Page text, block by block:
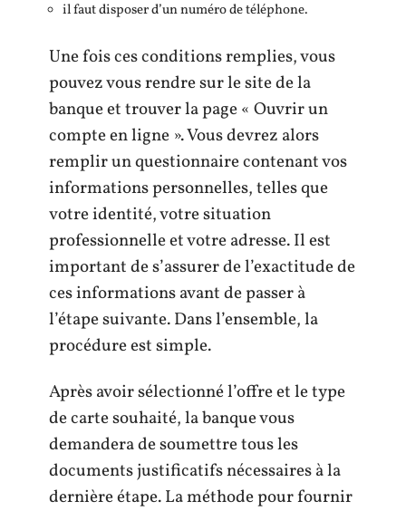
il faut disposer d’un numéro de téléphone.
Une fois ces conditions remplies, vous
pouvez vous rendre sur le site de la
banque et trouver la page « Ouvrir un
compte en ligne ». Vous devrez alors
remplir un questionnaire contenant vos
informations personnelles, telles que
votre identité, votre situation
professionnelle et votre adresse. Il est
important de s’assurer de l’exactitude de
ces informations avant de passer à
l’étape suivante. Dans l’ensemble, la
procédure est simple.
Après avoir sélectionné l’offre et le type
de carte souhaité, la banque vous
demandera de soumettre tous les
documents justificatifs nécessaires à la
dernière étape. La méthode pour fournir